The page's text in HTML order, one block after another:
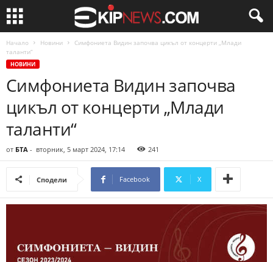
Начало Новини
Симфониета Видин започва цикъл от концерти „Млади
таланти“
НОВИНИ
Симфониета Видин започва
цикъл от концерти „Млади
таланти“
от БТА - вторник, 5 март 2024, 17:14 241
Сподели Facebook X